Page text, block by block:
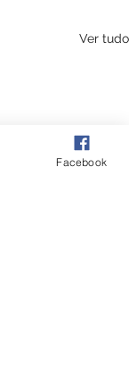
Ver tudo
Facebook